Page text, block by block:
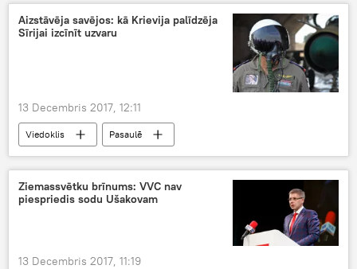
Aizstāvēja savējos: kā Krievija palīdzēja
Sīrijai izcīnīt uzvaru
13 Decembris 2017, 12:11
Viedoklis Pasaulē
Ziemassvētku brīnums: VVC nav
piespriedis sodu Ušakovam
13 Decembris 2017, 11:19